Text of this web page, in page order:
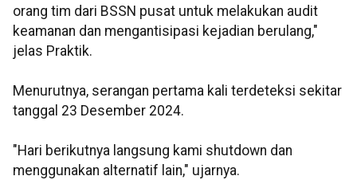
orang tim dari BSSN pusat untuk melakukan audit
keamanan dan mengantisipasi kejadian berulang,"
jelas Praktik.
Menurutnya, serangan pertama kali terdeteksi sekitar
tanggal 23 Desember 2024.
"Hari berikutnya langsung kami shutdown dan
menggunakan alternatif lain," ujarnya.